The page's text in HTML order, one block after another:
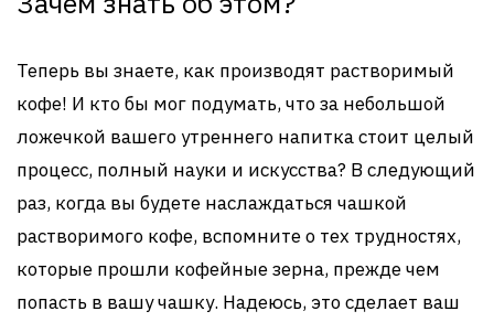
Теперь вы знаете, как производят растворимый
кофе! И кто бы мог подумать, что за небольшой
ложечкой вашего утреннего напитка стоит целый
процесс, полный науки и искусства? В следующий
раз, когда вы будете наслаждаться чашкой
растворимого кофе, вспомните о тех трудностях,
которые прошли кофейные зерна, прежде чем
попасть в вашу чашку. Надеюсь, это сделает ваш